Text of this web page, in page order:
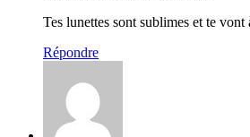
Tes lunettes sont sublimes et te vont
Répondre